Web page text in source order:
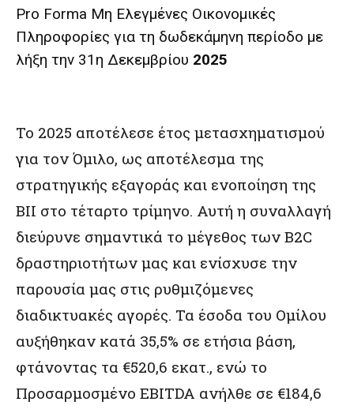
Pro Forma Μη Ελεγμένες Οικονομικές
Πληροφορίες για τη δωδεκάμηνη περίοδο με
λήξη την 31η Δεκεμβρίου 2025
Το 2025 αποτέλεσε έτος μετασχηματισμού
για τον Όμιλο, ως αποτέλεσμα της
στρατηγικής εξαγοράς και ενοποίηση της
BII στο τέταρτο τρίμηνο. Αυτή η συναλλαγή
διεύρυνε σημαντικά το μέγεθος των B2C
δραστηριοτήτων μας και ενίσχυσε την
παρουσία μας στις ρυθμιζόμενες
διαδικτυακές αγορές. Τα έσοδα του Ομίλου
αυξήθηκαν κατά 35,5% σε ετήσια βάση,
φτάνοντας τα €520,6 εκατ., ενώ το
Προσαρμοσμένο EBITDA ανήλθε σε €184,6